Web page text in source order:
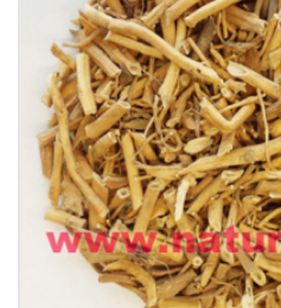
BAI QIAN • Rhizoma
€